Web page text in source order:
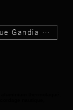
Télécharger catalogue Gandia Blasco